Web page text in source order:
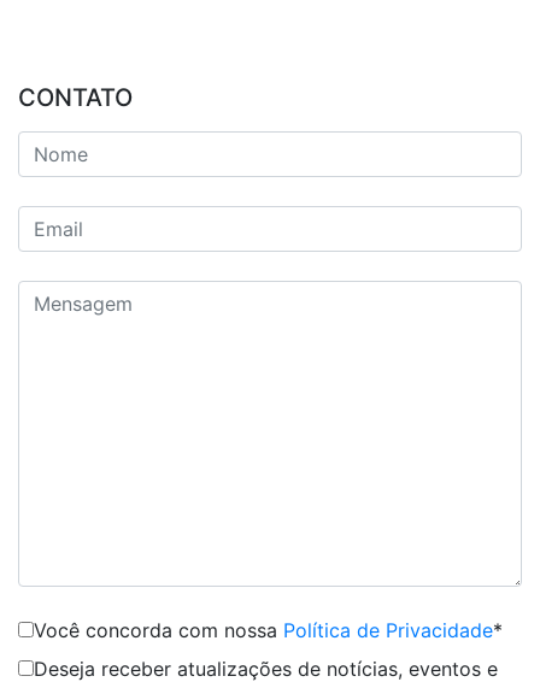
CONTATO
Você concorda com nossa Política de Privacidade*
Deseja receber atualizações de notícias, eventos e